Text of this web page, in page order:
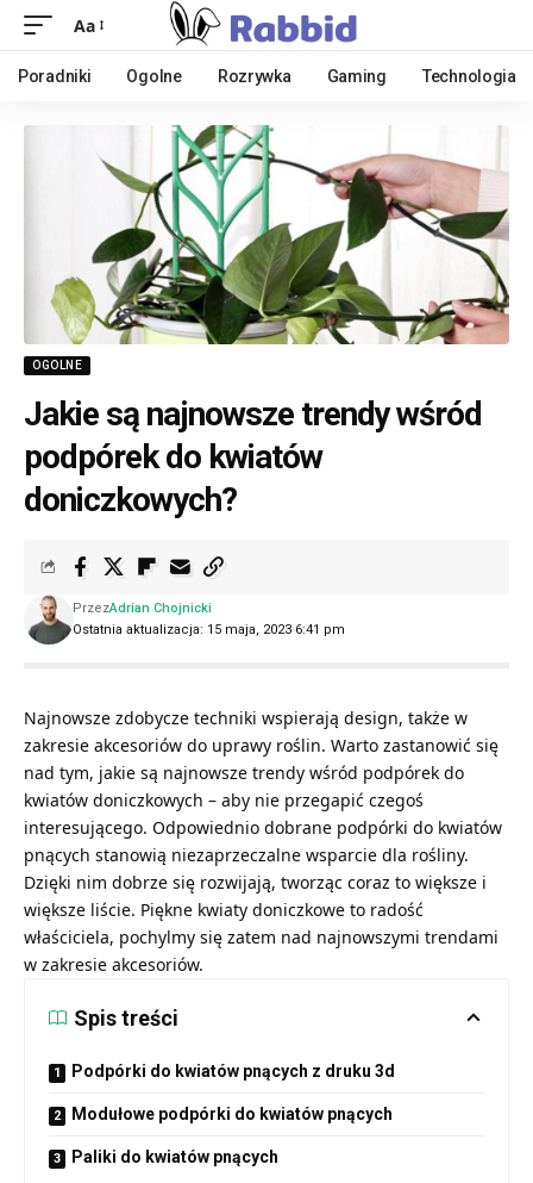
Aa
Poradniki Ogolne Rozrywka Gaming Technologia
OGOLNE
Jakie są najnowsze trendy wśród
podpórek do kwiatów
doniczkowych?
Ostatnia aktualizacja: 15 maja, 2023 6:41 pm
PrzezAdrian Chojnicki
Najnowsze zdobycze techniki wspierają design, także w
zakresie akcesoriów do uprawy roślin. Warto zastanowić się
nad tym, jakie są najnowsze trendy wśród podpórek do
kwiatów doniczkowych – aby nie przegapić czegoś
interesującego. Odpowiednio dobrane podpórki do kwiatów
pnących stanowią niezaprzeczalne wsparcie dla rośliny.
Dzięki nim dobrze się rozwijają, tworząc coraz to większe i
większe liście. Piękne kwiaty doniczkowe to radość
właściciela, pochylmy się zatem nad najnowszymi trendami
w zakresie akcesoriów.
Spis treści
Podpórki do kwiatów pnących z druku 3d
Modułowe podpórki do kwiatów pnących
Paliki do kwiatów pnących